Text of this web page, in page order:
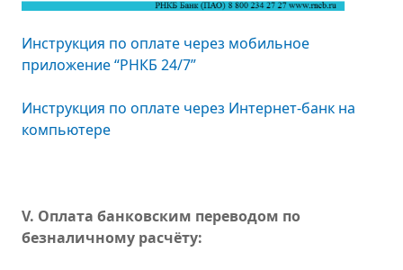
Инструкция по оплате через мобильное
приложение “РНКБ 24/7”
Инструкция по оплате через Интернет-банк на
компьютере
V. Оплата банковским переводом по
безналичному расчёту: